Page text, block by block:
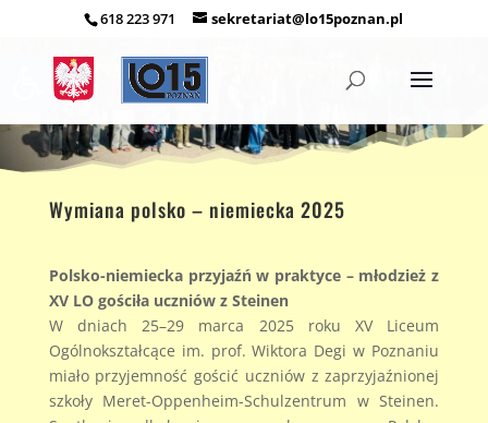
Otwórz pasek narzędzi
618 223 971 sekretariat@lo15poznan.pl
Wymiana polsko – niemiecka 2025
Polsko-niemiecka przyjaźń w praktyce – młodzież z
XV LO gościła uczniów z Steinen
W dniach 25–29 marca 2025 roku XV Liceum
Ogólnokształcące im. prof. Wiktora Degi w Poznaniu
miało przyjemność gościć uczniów z zaprzyjaźnionej
szkoły Meret-Oppenheim-Schulzentrum w Steinen.